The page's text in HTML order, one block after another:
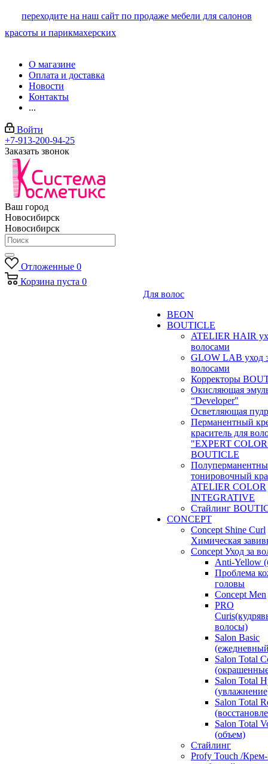
переходите на наш сайт по продаже мебели для салонов
красоты и парикмахерских
О магазине
Оплата и доставка
Новости
Контакты
...
Войти
+7-913-200-94-25
Заказать звонок
Ваш город
Новосибирск
Новосибирск
Отложенные 0
Корзина пуста 0
Для волос
BEON
BOUTICLE
ATELIER HAIR
волосами
GLOW LAB уход
волосами
Корректоры
Окисляющая
“Developer"
Осветляющая
Перманентный
краситель для
"EXPERT
BOUTICLE
тонировочный
ATELIER COLOR
INTEGRATIVE
Стайлинг
CONCEPT
Concept Shine Curl
Химическая
Concept Уход за
Anti-Yellow
Проблема
головы
Concept Men
PRO
волосы)
Salon Basic
Salon Total
Salon Total
Salon Total
Salon Total
(объем)
Стайлинг
Profy Touch /Крем-